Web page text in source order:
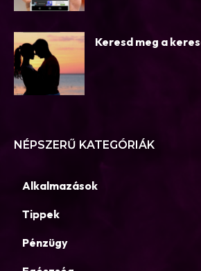
Keresd meg a
NÉPSZERŰ KATEGÓRIÁK
Alkalmazások
Tippek
Pénzügy